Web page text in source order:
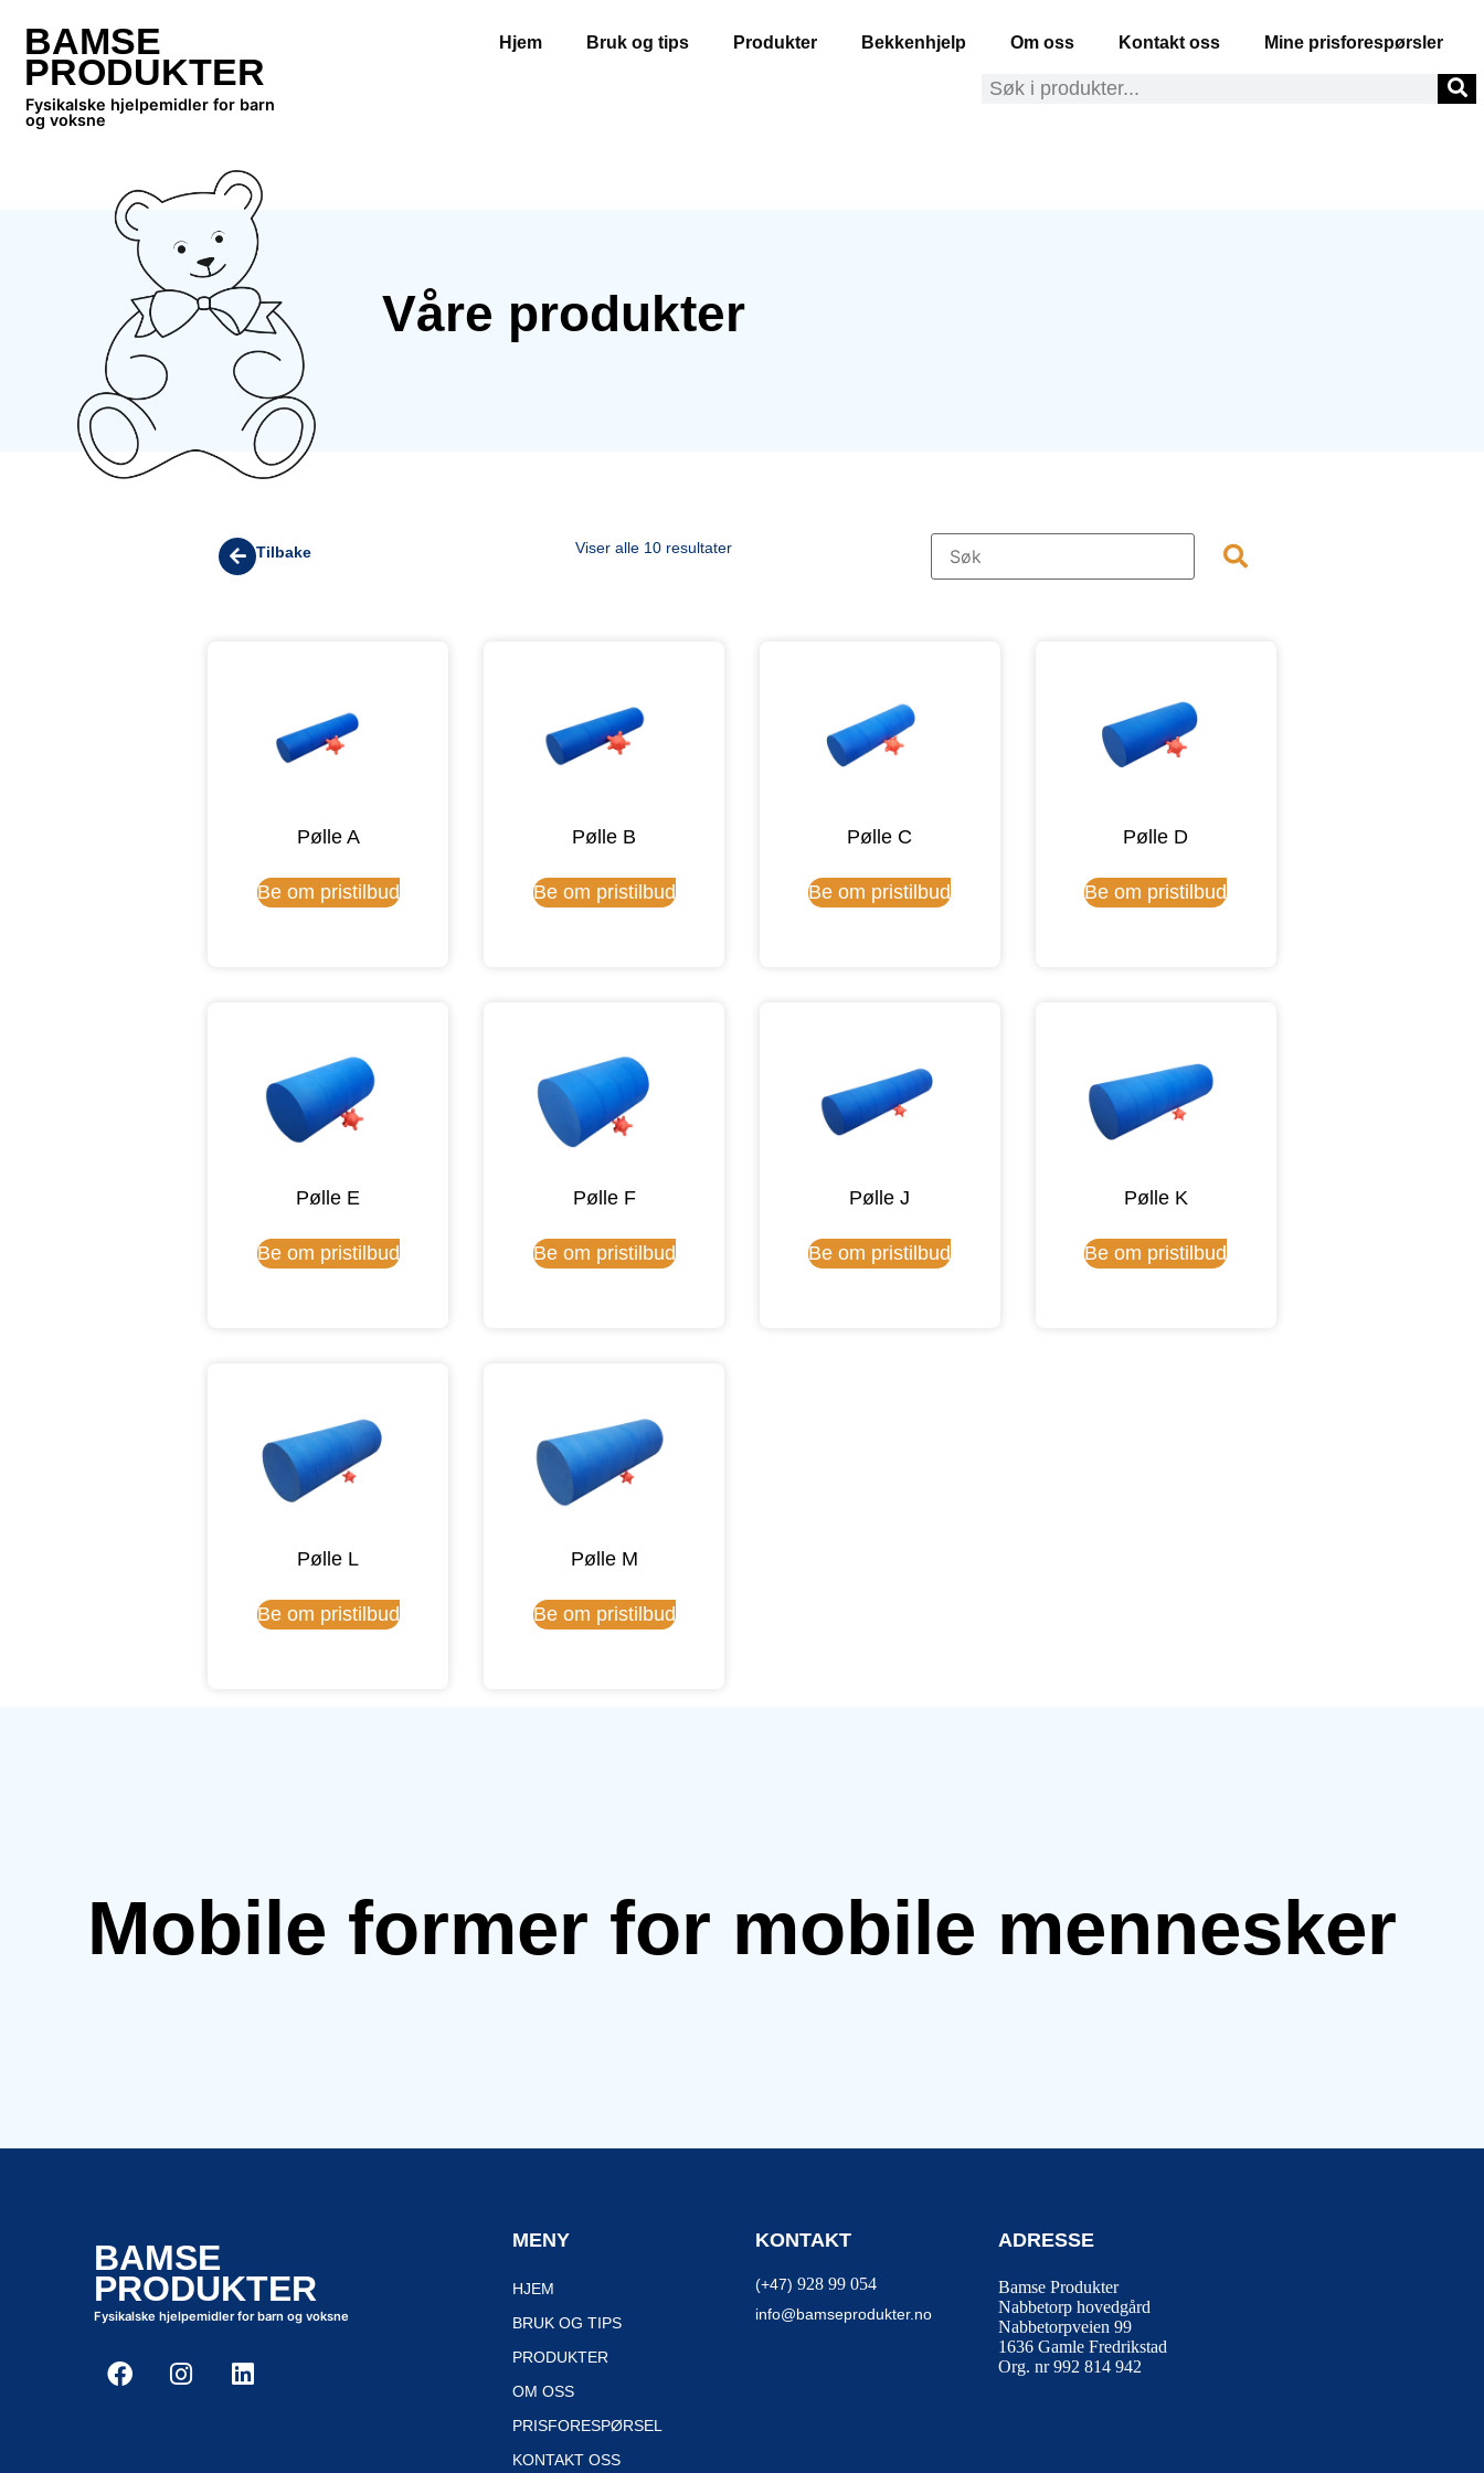
BAMSE
PRODUKTER
Fysikalske hjelpemidler for barn
og voksne
Hjem Bruk og tips Produkter Bekkenhjelp Om oss Kontakt oss Mine prisforespørsler
Våre produkter
Tilbake Viser alle 10 resultater
Pølle A
Be om pristilbud
Pølle B
Be om pristilbud
Pølle C
Be om pristilbud
Pølle D
Be om pristilbud
Pølle E
Be om pristilbud
Pølle F
Be om pristilbud
Pølle J
Be om pristilbud
Pølle K
Be om pristilbud
Pølle L
Be om pristilbud
Pølle M
Be om pristilbud
Mobile former for mobile mennesker
BAMSE
PRODUKTER
Fysikalske hjelpemidler for barn og voksne
MENY
HJEM
BRUK OG TIPS
PRODUKTER
OM OSS
PRISFORESPØRSEL
KONTAKT OSS
KONTAKT
(+47) 928 99 054
info@bamseprodukter.no
ADRESSE
Bamse Produkter
Nabbetorp hovedgård
Nabbetorpveien 99
1636 Gamle Fredrikstad
Org. nr 992 814 942